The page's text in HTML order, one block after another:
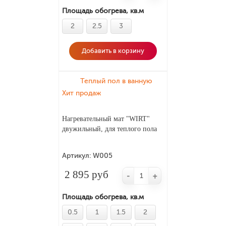
Площадь обогрева, кв.м
2
2.5 3
Добавить в корзину
Теплый пол в ванную
Хит продаж
Нагревательный мат "WIRT"
двужильный, для теплого пола
Артикул: W005
2 895 руб
Площадь обогрева, кв.м
0.5
1 1.5 2
- +